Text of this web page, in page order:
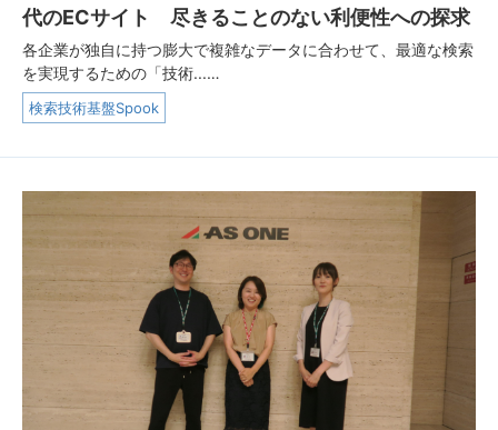
代のECサイト 尽きることのない利便性への探求
各企業が独自に持つ膨大で複雑なデータに合わせて、最適な検索
を実現するための「技術...…
検索技術基盤Spook